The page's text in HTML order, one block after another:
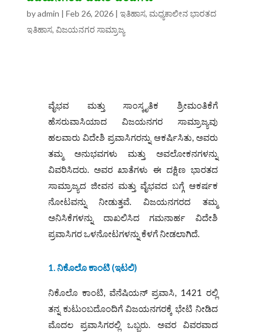
byadmin | Feb 26, 2026| ಇತಿಹಾಸ, ಮಧ್ಯಕಾಲೀನ ಭಾರತದ
ಇತಿಹಾಸ, ವಿಜಯನಗರ ಸಾಮ್ರಾಜ್ಯ
ವೈಭವ ಮತ್ತು ಸಾಂಸ್ಕೃತಿಕ ಶ್ರೀಮಂತಿಕೆಗೆ
ಹೆಸರುವಾಸಿಯಾದ ವಿಜಯನಗರ ಸಾಮ್ರಾಜ್ಯವು
ಹಲವಾರು ವಿದೇಶಿ ಪ್ರವಾಸಿಗರನ್ನು ಆಕರ್ಷಿಸಿತು, ಅವರು
ತಮ್ಮ ಅನುಭವಗಳು ಮತ್ತು ಅವಲೋಕನಗಳನ್ನು
ವಿವರಿಸಿದರು. ಅವರ ಖಾತೆಗಳು ಈ ದಕ್ಷಿಣ ಭಾರತದ
ಸಾಮ್ರಾಜ್ಯದ ಜೀವನ ಮತ್ತು ವೈಭವದ ಬಗ್ಗೆ ಆಕರ್ಷಕ
ನೋಟವನ್ನು ನೀಡುತ್ತವೆ. ವಿಜಯನಗರದ ತಮ್ಮ
ಅನಿಸಿಕೆಗಳನ್ನು ದಾಖಲಿಸಿದ ಗಮನಾರ್ಹ ವಿದೇಶಿ
ಪ್ರವಾಸಿಗರ ಒಳನೋಟಗಳನ್ನು ಕೆಳಗೆ ನೀಡಲಾಗಿದೆ.
1. ನಿಕೊಲೊ ಕಾಂಟಿ (ಇಟಲಿ)
ನಿಕೊಲೊ ಕಾಂಟಿ, ವೆನೆಷಿಯನ್ ಪ್ರವಾಸಿ, 1421 ರಲ್ಲಿ
ತನ್ನ ಕುಟುಂಬದೊಂದಿಗೆ ವಿಜಯನಗರಕ್ಕೆ ಭೇಟಿ ನೀಡಿದ
ಮೊದಲ ಪ್ರವಾಸಿಗರಲ್ಲಿ ಒಬ್ಬರು. ಅವರ ವಿವರವಾದ